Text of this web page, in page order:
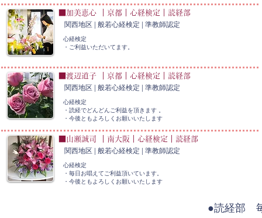
■加美恵心 ｜京都｜心経検定｜読経部
関西地区 | 般若心経検定 | 準教師認定
心経検定
・ご利益いただいてます。
■渡辺道子 ｜京都｜心経検定｜読経部
関西地区 | 般若心経検定 | 準教師認定
心経検定
・読経でどんどんご利益を頂きます 。
​・今後ともよろしくお願いいたします
■山瀬誠司 ｜南大阪｜心経検定｜読経部
関西地区 | 般若心経検定 | 準教師認定
心経検定
・毎日お唱えてご利益頂いています。
​・今後ともよろしくお願いいたします
●読経部